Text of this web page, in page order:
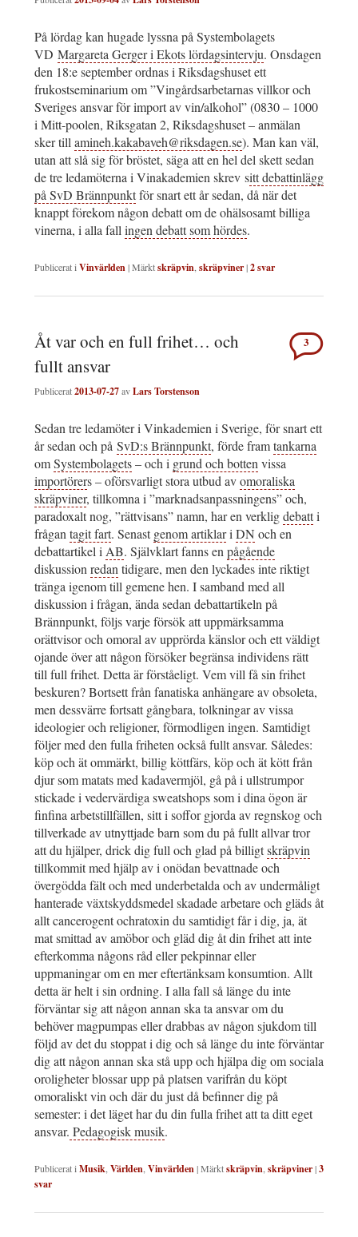
På lördag kan hugade lyssna på Systembolagets
VD Margareta Gerger i Ekots lördagsintervju. Onsdagen
den 18:e september ordnas i Riksdagshuset ett
frukostseminarium om ”Vingårdsarbetarnas villkor och
Sveriges ansvar för import av vin/alkohol” (0830 – 1000
i Mitt-poolen, Riksgatan 2, Riksdagshuset – anmälan
sker till amineh.kakabaveh@riksdagen.se). Man kan väl,
utan att slå sig för bröstet, säga att en hel del skett sedan
de tre ledamöterna i Vinakademien skrev sitt debattinlägg
på SvD Brännpunktför snart ett år sedan, då när det
knappt förekom någon debatt om de ohälsosamt billiga
vinerna, i alla fall ingen debatt som hördes.
Publicerat i Vinvärlden|Märktskräpvin skräpviner|2svar
Åt var och en full frihet… och
fullt ansvar
Publicerat2013-07-27avLars Torstenson
3
Sedan tre ledamöter i Vinkademien i Sverige, för snart ett
år sedan och på SvD:s Brännpunkt, förde framtankarna
omSystembolagets– och i grund och botten vissa
importörers – oförsvarligt stora utbud avomoraliska
skräpviner, tillkomna i ”marknadsanpassningens” och,
paradoxalt nog, ”rättvisans” namn, har en verkligdebatti
frågan tagit fart. Senastgenom artiklari DN och en
debattartikel i AB. Självklart fanns en pågående
diskussion redan tidigare, men den lyckades inte riktigt
tränga igenom till gemene hen. I samband med all
diskussion i frågan, ända sedan debattartikeln på
Brännpunkt, följs varje försök att uppmärksamma
orättvisor och omoral av upprörda känslor och ett väldigt
ojande över att någon försöker begränsa individens rätt
till full frihet. Detta är förståeligt. Vem vill få sin frihet
beskuren? Bortsett från fanatiska anhängare av obsoleta,
men dessvärre fortsatt gångbara, tolkningar av vissa
ideologier och religioner, förmodligen ingen. Samtidigt
följer med den fulla friheten också fullt ansvar. Således:
köp och ät ommärkt, billig köttfärs, köp och ät kött från
djur som matats med kadavermjöl, gå på i ullstrumpor
stickade i vedervärdiga sweatshops som i dina ögon är
finfina arbetstillfällen, sitt i soffor gjorda av regnskog och
tillverkade av utnyttjade barn som du på fullt allvar tror
att du hjälper, drick dig full och glad på billigtskräpvin
tillkommit med hjälp av i onödan bevattnade och
övergödda fält och med underbetalda och av undermåligt
hanterade växtskyddsmedel skadade arbetare och gläds åt
allt cancerogent ochratoxin du samtidigt får i dig, ja, ät
mat smittad av amöbor och gläd dig åt din frihet att inte
efterkomma någons råd eller pekpinnar eller
uppmaningar om en mer eftertänksam konsumtion. Allt
detta är helt i sin ordning. I alla fall så länge du inte
förväntar sig att någon annan ska ta ansvar om du
behöver magpumpas eller drabbas av någon sjukdom till
följd av det du stoppat i dig och så länge du inte förväntar
dig att någon annan ska stå upp och hjälpa dig om sociala
oroligheter blossar upp på platsen varifrån du köpt
omoraliskt vin och där du just då befinner dig på
semester: i det läget har du din fulla frihet att ta ditt eget
ansvar. Pedagogisk musik.
Publicerat i Musik Världen Vinvärlden|Märktskräpvin skräpviner|3
svar